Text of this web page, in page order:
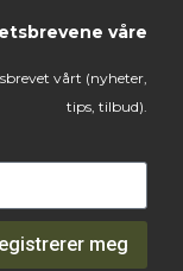
våre
vårt (nyheter,
tips, tilbud).
meg